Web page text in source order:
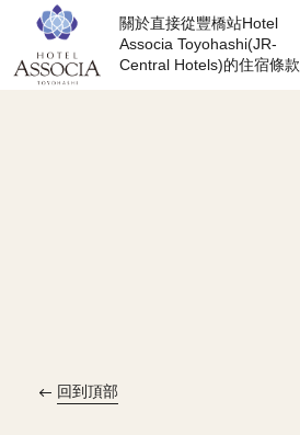
關於直接從豐橋站Hotel
Associa Toyohashi(JR-
Central Hotels)的住宿條款
回到頂部